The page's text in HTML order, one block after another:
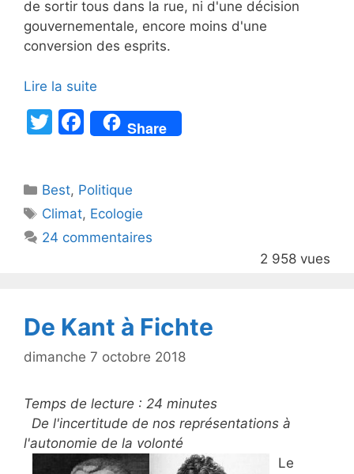
de sortir tous dans la rue, ni d'une décision
gouvernementale, encore moins d'une
conversion des esprits.
Lire la suite
T
er
F
a
e
b
o
Share
Catégories
Best, Politique
Étiquettes
Climat, Ecologie
24 commentaires
2 958 vues
De Kant à Fichte
dimanche 7 octobre 2018
Temps de lecture : 24 minutes
De l'incertitude de nos représentations à
l'autonomie de la volonté
Le